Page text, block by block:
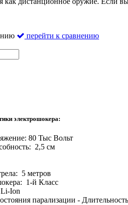
перейти к сравнению
электрошокера:
80 Тыс Вольт
2,5 см
5 метров
1-й Класс
Ion
парализации -